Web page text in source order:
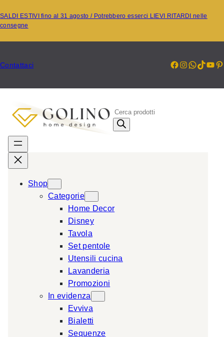
al
contenuto
SALDI ESTIVI fino al 31 agosto / Potrebbero esserci LIEVI RITARDI nelle
consegne
Contattaci Facebook
P
s
c
Shop
Categorie
Home Decor
Disney
Tavola
Set pentole
Utensili cucina
Lavanderia
Promozioni
In evidenza
Evviva
Bialetti
Sequenze